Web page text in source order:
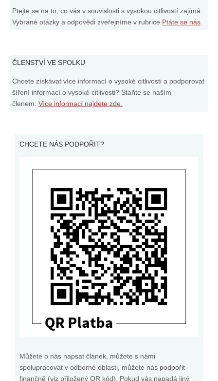
Ptejte se na to, co vás v souvislosti s vysokou citlivostí zajímá.
Vybrané otázky a odpovědi zveřejníme v rubrice Ptáte se nás.
ČLENSTVÍ VE SPOLKU
Chcete získávat více informací o vysoké citlivosti a podporovat
šíření informací o vysoké citlivosti? Staňte se naším
členem. Více informací najdete zde.
CHCETE NÁS PODPOŘIT?
Můžete o nás napsat článek, můžete s námi
spolupracovat v odborné oblasti, můžete nás podpořit
finančně (viz přiložený QR kód). Pokud vás napadá jiný